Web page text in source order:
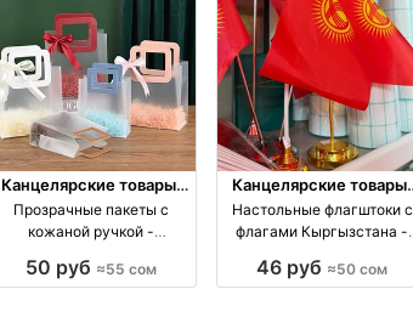
Канцелярские товары,
книги, учебники
Прозрачные пакеты с
кожаной ручкой -
подарков оптом
50 руб ≈55 сом
Канцелярские товары,
книги, учебники
Настольные флагштоки с
флагами Кыргызстана -
любого офиса
46 руб ≈50 сом